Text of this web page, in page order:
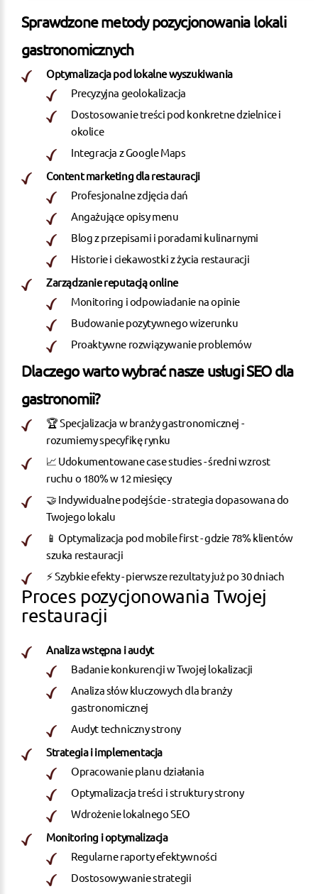
Sprawdzone metody pozycjonowania lokali
gastronomicznych
Optymalizacja pod lokalne wyszukiwania
Precyzyjna geolokalizacja
Dostosowanie treści pod konkretne dzielnice i
okolice
Integracja z Google Maps
Content marketing dla restauracji
Profesjonalne zdjęcia dań
Angażujące opisy menu
Blog z przepisami i poradami kulinarnymi
Historie i ciekawostki z życia restauracji
Zarządzanie reputacją online
Monitoring i odpowiadanie na opinie
Budowanie pozytywnego wizerunku
Proaktywne rozwiązywanie problemów
Dlaczego warto wybrać nasze usługi SEO dla
gastronomii?
🏆 Specjalizacja w branży gastronomicznej -
rozumiemy specyfikę rynku
📈 Udokumentowane case studies - średni wzrost
ruchu o 180% w 12 miesięcy
🤝 Indywidualne podejście - strategia dopasowana do
Twojego lokalu
📱 Optymalizacja pod mobile first - gdzie 78% klientów
szuka restauracji
⚡ Szybkie efekty - pierwsze rezultaty już po 30 dniach
Proces pozycjonowania Twojej
restauracji
Analiza wstępna i audyt
Badanie konkurencji w Twojej lokalizacji
Analiza słów kluczowych dla branży
gastronomicznej
Audyt techniczny strony
Strategia i implementacja
Opracowanie planu działania
Optymalizacja treści i struktury strony
Wdrożenie lokalnego SEO
Monitoring i optymalizacja
Regularne raporty efektywności
Dostosowywanie strategii